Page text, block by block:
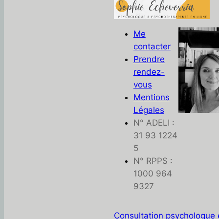
Me
contacter
Prendre
rendez-
vous
Mentions
Légales
N° ADELI :
31 93 1224
5
N° RPPS :
1000 964
9327
Consultation psychologue